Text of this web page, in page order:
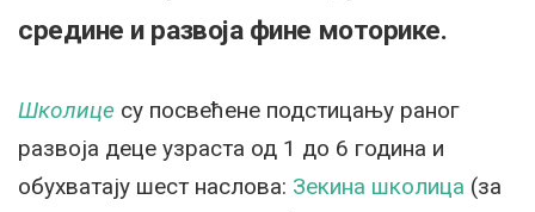
средине и развоја фине моторике.
Школице су посвећене подстицању раног
развоја деце узраста од 1 до 6 година и
обухватају шест наслова: Зекина школица (за